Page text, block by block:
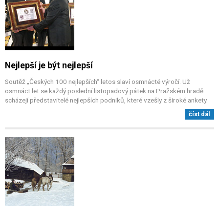
Nejlepší je být nejlepší
Soutěž „Českých 100 nejlepších“ letos slaví osmnácté výročí. Už
osmnáct let se každý poslední listopadový pátek na Pražském hradě
scházejí představitelé nejlepších podniků, které vzešly z široké ankety.
číst dál